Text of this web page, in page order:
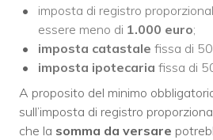
imposta di registro
essere meno di 1.000 euro;
imposta catastale fissa di
imposta ipotecaria fissa di
A proposito del minimo
sull’imposta di registro
che la somma da versare